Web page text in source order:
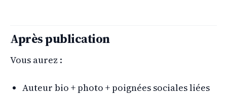
Après publication
Vous aurez :
Auteur bio + photo + poignées sociales liées